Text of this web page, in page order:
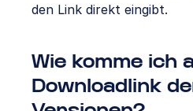
den Link direkt eingibt.
Wie komme ich
Downloadlink